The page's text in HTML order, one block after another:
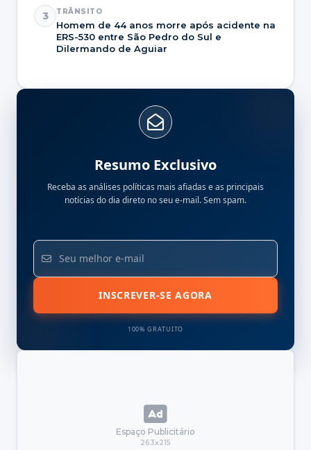
3 TRÂNSITO
Homem de 44 anos morre após acidente na
ERS-530 entre São Pedro do Sul e
Dilermando de Aguiar
Resumo Exclusivo
Receba as análises políticas mais afiadas e as principais
notícias do dia direto no seu e-mail. Sem spam.
INSCREVER-SE AGORA
100% GRATUITO
Espaço Publicitário
263x215